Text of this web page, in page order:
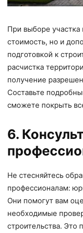
При выборе участка
стоимость, но и
подготовкой к
расчистка
получение
Составьте
сможете покрыть
6.
Не стесняйтесь
профессионалам:
Они помогут вам
необходимые
строительства.